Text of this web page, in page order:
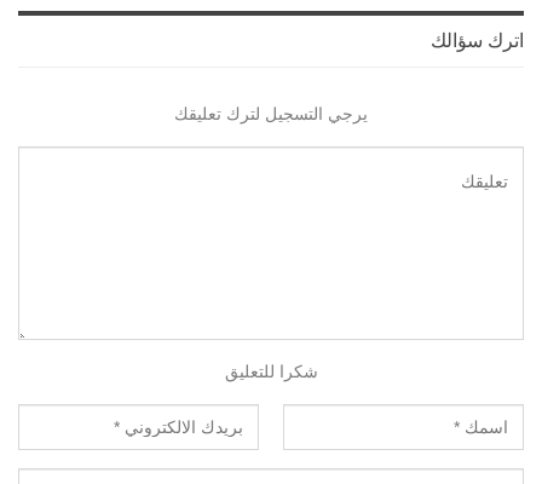
اترك سؤالك
يرجي التسجيل لترك تعليقك
شكرا للتعليق